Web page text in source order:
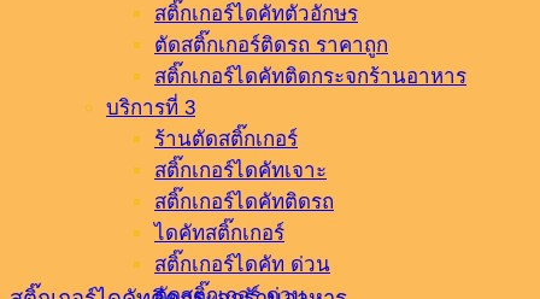
สติ๊กเกอร์ไดคัทตัวอักษร
ตัดสติ๊กเกอร์ติดรถ ราคาถูก
สติ๊กเกอร์ไดคัทติดกระจกร้านอาหาร
บริการที่ 3
ร้านตัดสติ๊กเกอร์
สติ๊กเกอร์ไดคัทเจาะ
สติ๊กเกอร์ไดคัทติดรถ
ไดคัทสติ๊กเกอร์
สติ๊กเกอร์ไดคัท ด่วน